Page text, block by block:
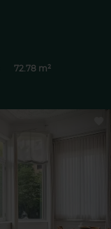
72.78 m²